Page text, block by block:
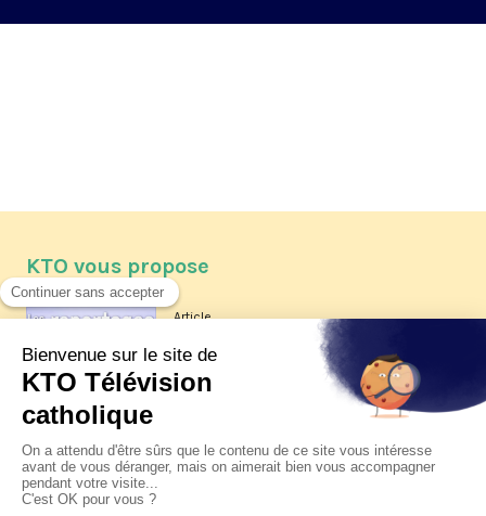
KTO vous propose
Article
Les reportages d'été 2026 de KTO
La visite pastorale du pape Léon
XIV à Assise à suivre sur KTO le
jeudi 6 août